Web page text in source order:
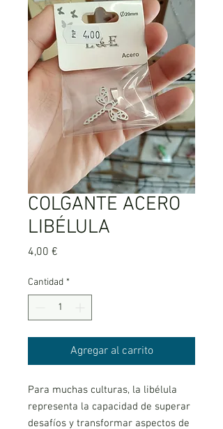
COLGANTE ACERO
LIBÉLULA
4,00 €
Cantidad *
Agregar al carrito
Para muchas culturas, la libélula
representa la capacidad de superar
desafíos y transformar aspectos de